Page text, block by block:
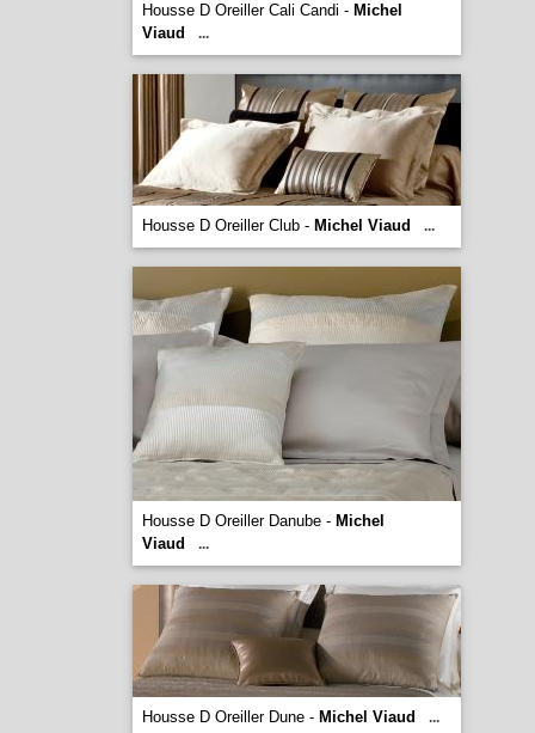
Housse D Oreiller Cali Candi - Michel
Viaud
...
Housse D Oreiller Club - Michel Viaud ...
Housse D Oreiller Danube - Michel
Viaud
...
Housse D Oreiller Dune - Michel Viaud ...